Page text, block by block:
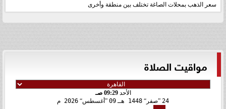
سعر الذهب بمحلات الصاغة تختلف بين منطقة وأخرى
مواقيت الصلاة
الأحد09:29 صـ
24 صفر 1448 هـ 09 أغسطس 2026 م